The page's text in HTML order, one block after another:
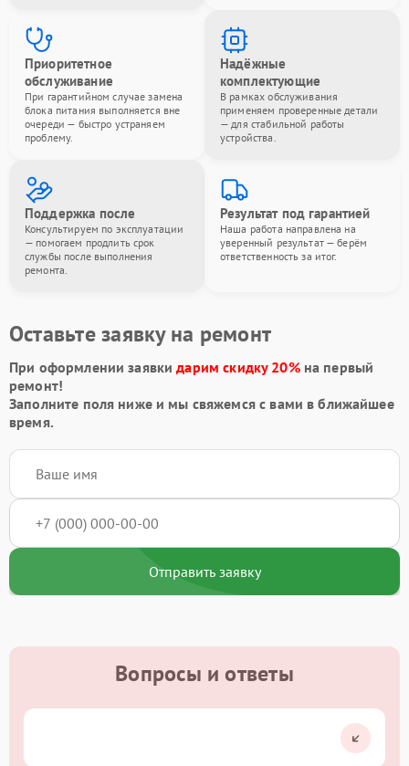
Приоритетное
обслуживание
При гарантийном случае замена
блока питания выполняется вне
очереди — быстро устраняем
проблему.
Надёжные
комплектующие
В рамках обслуживания
применяем проверенные детали
— для стабильной работы
устройства.
Поддержка после
Консультируем по эксплуатации
— помогаем продлить срок
службы после выполнения
ремонта.
Результат под гарантией
Наша работа направлена на
уверенный результат — берём
ответственность за итог.
Оставьте заявку на ремонт
При оформлении заявкидарим скидку 20%на первый
ремонт!
Заполните поля ниже и мы свяжемся с вами в ближайшее
время.
Отправить заявку
Вопросы и ответы